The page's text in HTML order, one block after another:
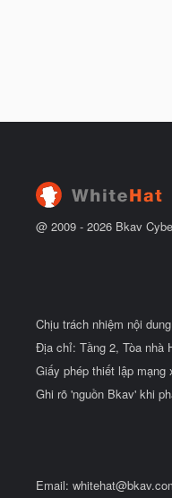
@ 2009 - 2026 Bkav
Chịu trách nhiệm nội
Địa chỉ: Tầng 2, Tòa nhà
Giấy phép thiết lập mạng
Ghi rõ 'nguồn Bkav' khi
Email: